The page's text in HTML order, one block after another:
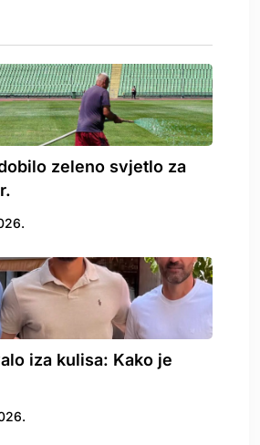
zeleno svjetlo za
iza kulisa: Kako je